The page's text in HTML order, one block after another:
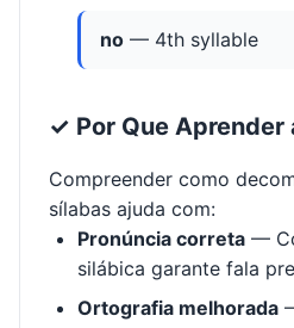
no — 4th syllable
✓ Por Que Aprender
Compreender como
sílabas ajuda com:
Pronúncia correta —
silábica garante fala
Ortografia melhorada